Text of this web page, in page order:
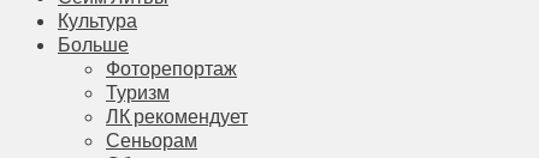
Культура
Больше
Фоторепортаж
Туризм
ЛК рекомендует
Сеньорам